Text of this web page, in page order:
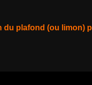
du plafond (ou limon)